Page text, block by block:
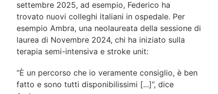
settembre 2025, ad esempio, Federico ha
trovato nuovi colleghi italiani in ospedale. Per
esempio Ambra, una neolaureata della sessione di
laurea di Novembre 2024, chi ha iniziato sulla
terapia semi-intensiva e stroke unit:
“È un percorso che io veramente consiglio, è ben
fatto e sono tutti disponibilissimi [...]”, dice